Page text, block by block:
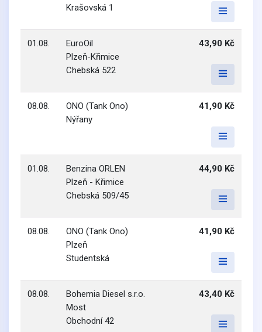
Krašovská 1
01.08.
EuroOil
Plzeň-Křimice
Chebská 522
43,90 Kč
08.08.
ONO (Tank Ono)
Nýřany
41,90 Kč
01.08.
Benzina ORLEN
Plzeň - Křimice
Chebská 509/45
44,90 Kč
08.08.
ONO (Tank Ono)
Plzeň
Studentská
41,90 Kč
08.08.
Bohemia Diesel s.r.o.
Most
Obchodní 42
43,40 Kč